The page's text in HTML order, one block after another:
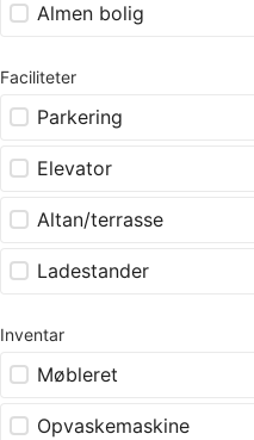
Almen bolig
Faciliteter
Parkering
Elevator
Altan/terrasse
Ladestander
Inventar
Møbleret
Opvaskemaskine